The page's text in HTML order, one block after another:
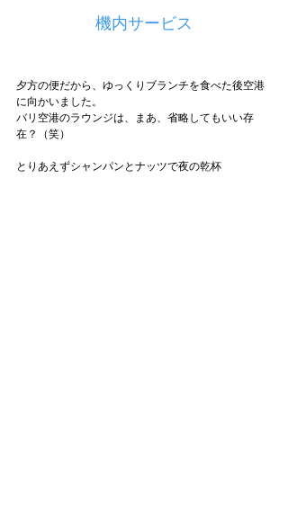
機内サービス
夕方の便だから、ゆっくりブランチを食べた後空港
に向かいました。
バリ空港のラウンジは、まあ、省略してもいい存
在？（笑）
とりあえずシャンパンとナッツで夜の乾杯